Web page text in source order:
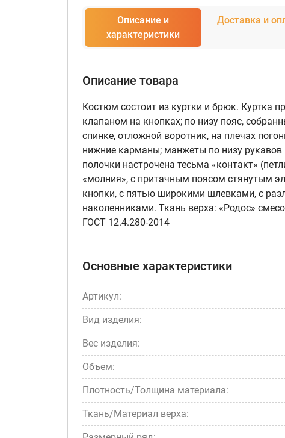
Описание и
характеристики
Доставка и
Описание товара
Костюм состоит из куртки и брюк. Куртка
клапаном на кнопках; по низу пояс,
спинке, отложной воротник, на плечах
нижние карманы; манжеты по низу
полочки настрочена тесьма «контакт»
«молния», с притачным поясом стянутым
кнопки, с пятью широкими шлевками, с
наколенниками. Ткань верха: «Родос»
ГОСТ 12.4.280-2014
Основные характеристики
Артикул:
Вид изделия:
Вес изделия:
Объем:
Плотность/Толщина материала:
Ткань/Материал верха: